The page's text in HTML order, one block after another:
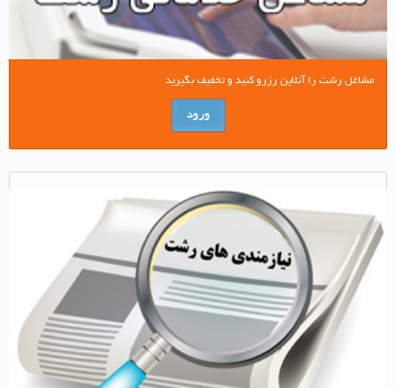
مشاغل رشت را آنلاین رزرو کنید و تخفیف بگیرید
ورود